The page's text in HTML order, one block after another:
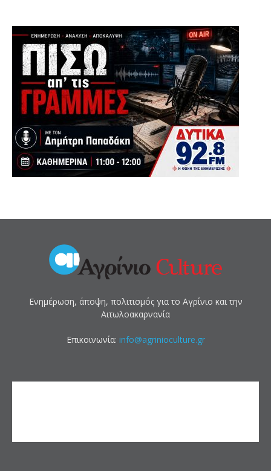
Ενημέρωση, άποψη, πολιτισμός για το Αγρίνιο και την
Αιτωλοακαρνανία
Επικοινωνία: info@agrinioculture.gr